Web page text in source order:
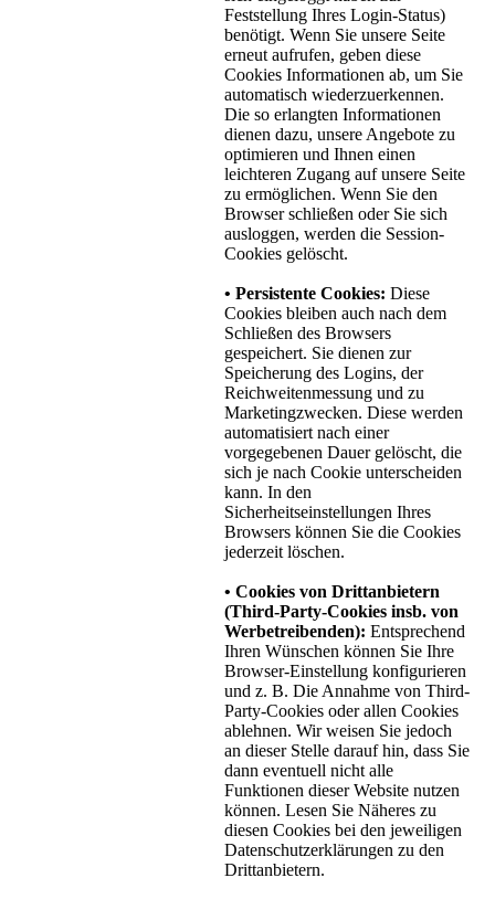
Feststellung Ihres Login-Status)
benötigt. Wenn Sie unsere Seite
erneut aufrufen, geben diese
Cookies Informationen ab, um Sie
automatisch wiederzuerkennen.
Die so erlangten Informationen
dienen dazu, unsere Angebote zu
optimieren und Ihnen einen
leichteren Zugang auf unsere Seite
zu ermöglichen. Wenn Sie den
Browser schließen oder Sie sich
ausloggen, werden die Session-
Cookies gelöscht.
• Persistente Cookies: Diese
Cookies bleiben auch nach dem
Schließen des Browsers
gespeichert. Sie dienen zur
Speicherung des Logins, der
Reichweitenmessung und zu
Marketingzwecken. Diese werden
automatisiert nach einer
vorgegebenen Dauer gelöscht, die
sich je nach Cookie unterscheiden
kann. In den
Sicherheitseinstellungen Ihres
Browsers können Sie die Cookies
jederzeit löschen.
• Cookies von Drittanbietern
(Third-Party-Cookies insb. von
Werbetreibenden): Entsprechend
Ihren Wünschen können Sie Ihre
Browser-Einstellung konfigurieren
und z. B. Die Annahme von Third-
Party-Cookies oder allen Cookies
ablehnen. Wir weisen Sie jedoch
an dieser Stelle darauf hin, dass Sie
dann eventuell nicht alle
Funktionen dieser Website nutzen
können. Lesen Sie Näheres zu
diesen Cookies bei den jeweiligen
Datenschutzerklärungen zu den
Drittanbietern.